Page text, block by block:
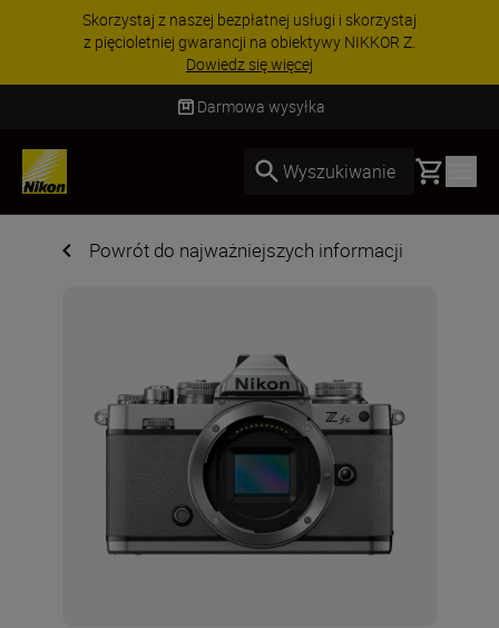
Skorzystaj z naszej bezpłatnej usługi i skorzystaj
z pięcioletniej gwarancji na obiektywy NIKKOR Z.
Dowiedz się więcej
Darmowa wysyłka
Wyszukiwanie Basket
Powrót do najważniejszych informacji